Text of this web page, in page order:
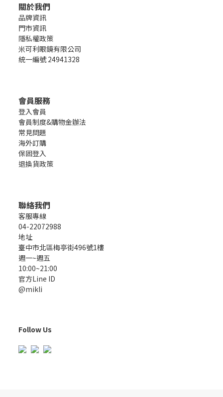
關於我們
品牌資訊
門市資訊
隱私權政策
米可利眼鏡有限公司
統一編號 24941328
會員服務
登入會員
會員制度&購物金辦法
常見問題
海外訂購
保固登入
退換貨政策
聯絡我們
客服專線
04-22072988
地址
臺中市北區梅亭街496號1樓
週一~週五
10:00~21:00
官方Line ID
@mikli
Follow Us